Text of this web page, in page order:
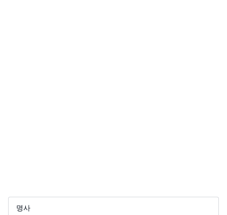
명사